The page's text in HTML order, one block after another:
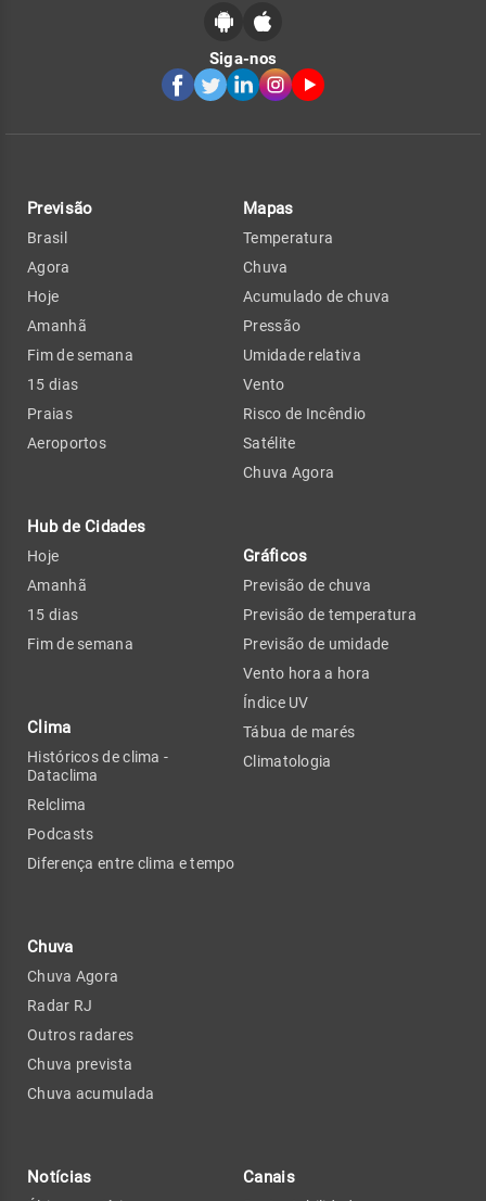
Siga-nos
Previsão
Brasil
Agora
Hoje
Amanhã
Fim de semana
15 dias
Praias
Aeroportos
Hub de Cidades
Hoje
Amanhã
15 dias
Fim de semana
Clima
Históricos de clima -
Dataclima
Relclima
Podcasts
Diferença entre clima e tempo
Chuva
Chuva Agora
Radar RJ
Outros radares
Chuva prevista
Chuva acumulada
Mapas
Temperatura
Chuva
Acumulado de chuva
Pressão
Umidade relativa
Vento
Risco de Incêndio
Satélite
Chuva Agora
Gráficos
Previsão de chuva
Previsão de temperatura
Previsão de umidade
Vento hora a hora
Índice UV
Tábua de marés
Climatologia
Notícias Canais